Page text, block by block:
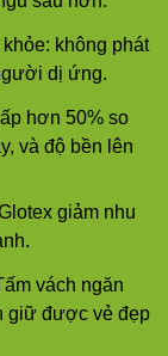
không phát
dị ứng.
hơn 50% so
và độ bền lên
giảm nhu
vách ngăn
giữ được vẻ đẹp